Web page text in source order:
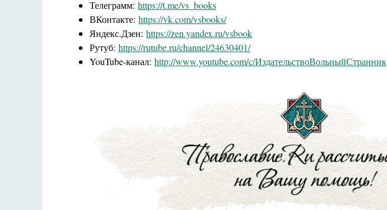
Телеграмм: https://t.me/vs_books
ВКонтакте: https://vk.com/vsbooks/
Яндекс.Дзен: https://zen.yandex.ru/vsbook
Рутуб: https://rutube.ru/channel/24630401/
YouTube-канал: http://www.youtube.com/c/ИздательствоВольныйСтранник